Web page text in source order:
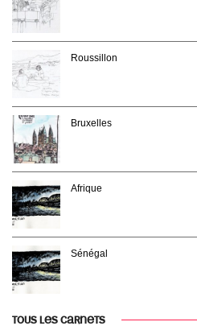
Roussillon
Bruxelles
Afrique
Sénégal
TOUS LES CARNETS